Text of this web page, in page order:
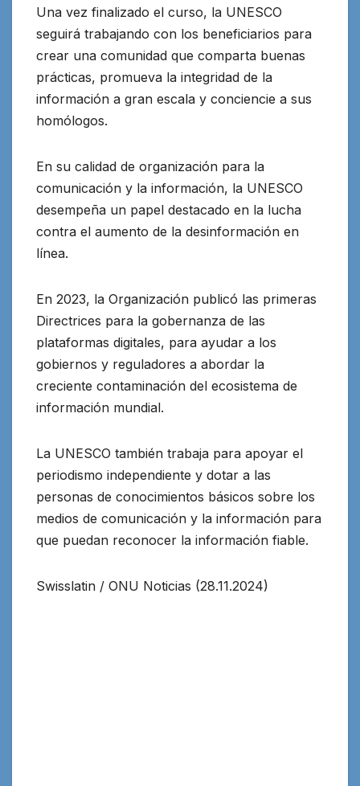
Una vez finalizado el curso, la UNESCO
seguirá trabajando con los beneficiarios para
crear una comunidad que comparta buenas
prácticas, promueva la integridad de la
información a gran escala y conciencie a sus
homólogos.
En su calidad de organización para la
comunicación y la información, la UNESCO
desempeña un papel destacado en la lucha
contra el aumento de la desinformación en
línea.
En 2023, la Organización publicó las primeras
Directrices para la gobernanza de las
plataformas digitales, para ayudar a los
gobiernos y reguladores a abordar la
creciente contaminación del ecosistema de
información mundial.
La UNESCO también trabaja para apoyar el
periodismo independiente y dotar a las
personas de conocimientos básicos sobre los
medios de comunicación y la información para
que puedan reconocer la información fiable.
Swisslatin / ONU Noticias (28.11.2024)